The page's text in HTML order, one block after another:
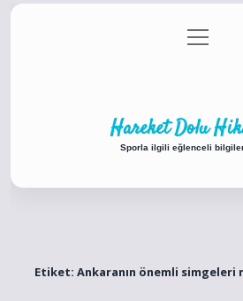
Gizlilik Politikası
menüyü
aç
Hareket Dolu
Sporla ilgili eğlenceli
Etiket: Ankaranın önemli simgeleri